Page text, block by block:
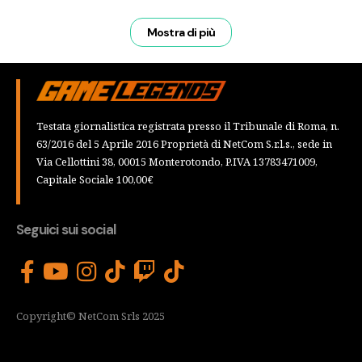
Mostra di più
Testata giornalistica registrata presso il Tribunale di Roma, n.
63/2016 del 5 Aprile 2016 Proprietà di NetCom S.r.l.s., sede in
Via Cellottini 38, 00015 Monterotondo, P.IVA 13783471009,
Capitale Sociale 100,00€
Seguici sui social
Copyright© NetCom Srls 2025